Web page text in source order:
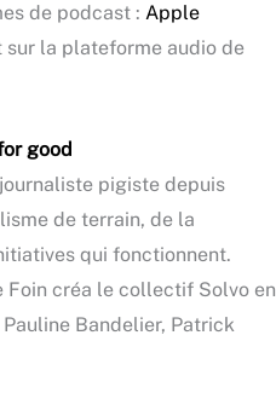
de podcast : Apple
sur la plateforme audio de
good
pigiste depuis
de terrain, de la
qui fonctionnent.
Foin créa le collectif Solvo en
Bandelier, Patrick